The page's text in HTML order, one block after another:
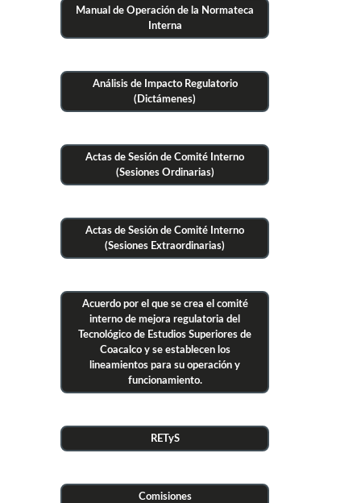
Manual de Operación de la Normateca
Interna
Análisis de Impacto Regulatorio
(Dictámenes)
Actas de Sesión de Comité Interno
(Sesiones Ordinarias)
Actas de Sesión de Comité Interno
(Sesiones Extraordinarias)
Acuerdo por el que se crea el comité
interno de mejora regulatoria del
Tecnológico de Estudios Superiores de
Coacalco y se establecen los
lineamientos para su operación y
funcionamiento.
RETyS
Comisiones